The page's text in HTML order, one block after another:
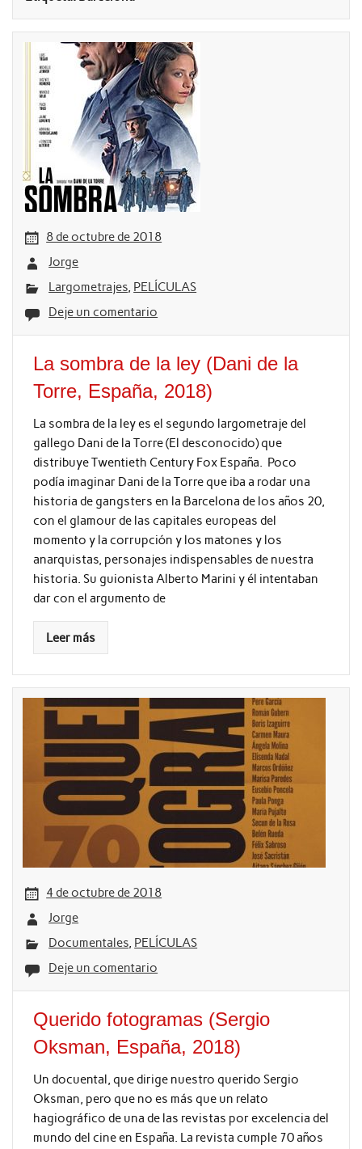
8 de octubre de 2018
Jorge
Largometrajes, PELÍCULAS
Deje un comentario
La sombra de la ley (Dani de la
Torre, España, 2018)
La sombra de la ley es el segundo largometraje del
gallego Dani de la Torre (El desconocido) que
distribuye Twentieth Century Fox España. Poco
podía imaginar Dani de la Torre que iba a rodar una
historia de gangsters en la Barcelona de los años 20,
con el glamour de las capitales europeas del
momento y la corrupción y los matones y los
anarquistas, personajes indispensables de nuestra
historia. Su guionista Alberto Marini y él intentaban
dar con el argumento de
Leer más
4 de octubre de 2018
Jorge
Documentales, PELÍCULAS
Deje un comentario
Querido fotogramas (Sergio
Oksman, España, 2018)
Un docuental, que dirige nuestro querido Sergio
Oksman, pero que no es más que un relato
hagiográfico de una de las revistas por excelencia del
mundo del cine en España. La revista cumple 70 años